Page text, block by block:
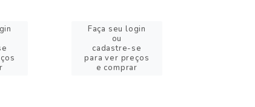
Faça seu login
ou
cadastre-se
para ver preços
e comprar